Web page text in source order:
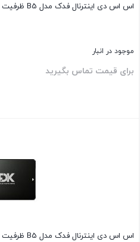
اس اس دی اینترنال فدک مدل B5 ظرفیت 256 گیگابایت
موجود در انبار
برای قیمت تماس بگیرید
اس اس دی اینترنال فدک مدل B5 ظرفیت 128 گیگابایت